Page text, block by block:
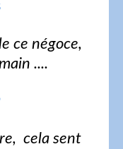
ce négoce,
....
cela sent